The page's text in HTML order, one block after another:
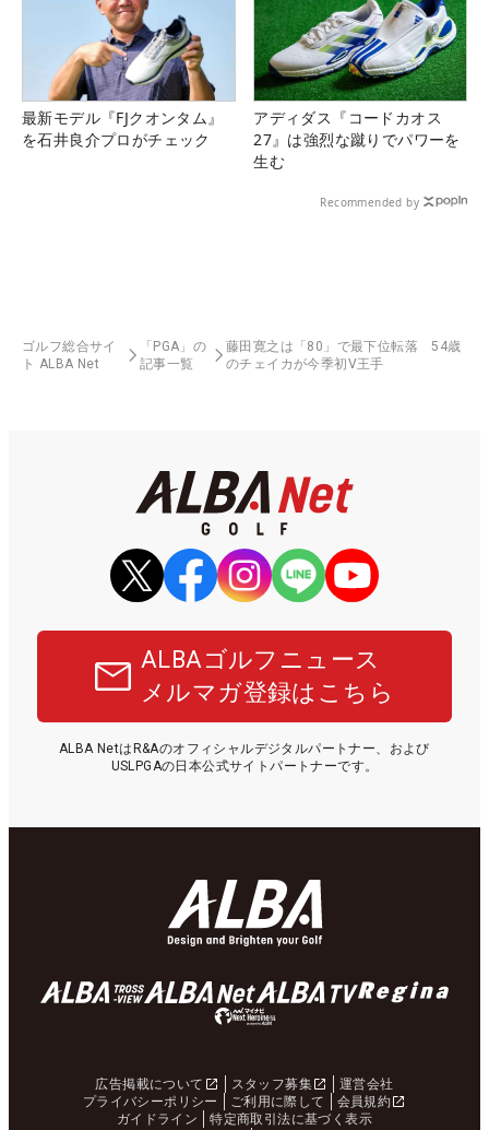
最新モデル『FJクオンタム』
を石井良介プロがチェック
アディダス『コードカオス
27』は強烈な蹴りでパワーを
生む
Recommended by
ゴルフ総合サイ
ト ALBA Net
「PGA」の
記事一覧
藤田寛之は「80」で最下位転落 54歳
のチェイカが今季初V王手
ALBAゴルフニュース
メルマガ登録はこちら
ALBA NetはR&Aのオフィシャルデジタルパートナー、および
USLPGAの日本公式サイトパートナーです。
広告掲載について スタッフ募集
運営会社
プライバシーポリシー
ご利用に際して
会員規約
ガイドライン
特定商取引法に基づく表示